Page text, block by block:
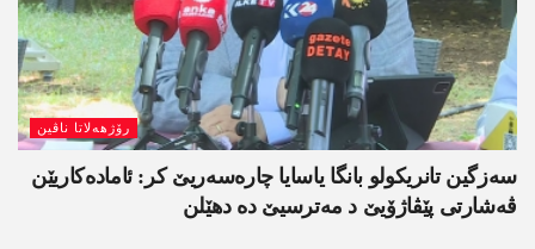
رۆژھەلاتا ناڤین
سەزگین تانریکولو بانگا یاسایا چارەسەریێ کر: ئامادەکاریێن
ڤەشارتی پێڤاژۆیێ د مەترسیێ دە دھێلن